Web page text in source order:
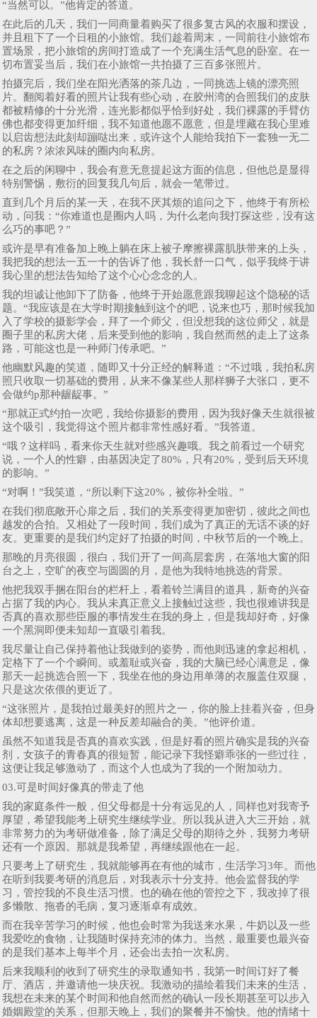
“当然可以。”他肯定的答道。
在此后的几天，我们一同商量着购买了很多复古风的衣服和摆设，
并且租下了一个日租的小旅馆。我们趁着周末，一同前往小旅馆布
置场景，把小旅馆的房间打造成了一个充满生活气息的卧室。在一
切布置妥当后，我们在小旅馆一共拍摄了三百多张照片。
拍摄完后，我们坐在阳光洒落的茶几边，一同挑选上镜的漂亮照
片。翻阅着好看的照片让我有些心动，在胶州湾的合照我们的皮肤
都被精修的十分光滑，连光影都似乎恰到好处，我们裸露的手臂仿
佛也都变得更加纤细，我不知道他愿不愿意，但是埋藏在我心里难
以启齿想法此刻却蹦哒出来，或许这个人能给我拍下一套独一无二
的私房？浓浓风味的圈内向私房。
在之后的闲聊中，我会有意无意提起这方面的信息，但他总是显得
特别警惕，敷衍的回复我几句后，就会一笔带过。
直到几个月后的某一天，在我不厌其烦的追问之下，他终于有所松
动，问我：“你难道也是圈内人吗，为什么老向我打探这些，没有这
么巧的事吧？”
或许是早有准备加上晚上躺在床上被子摩擦裸露肌肤带来的上头，
我把我的想法一五一十的告诉了他，我长舒一口气，似乎我终于讲
我心里的想法告知给了这个心心念念的人。
我的坦诚让他卸下了防备，他终于开始愿意跟我聊起这个隐秘的话
题。“我应该是在大学时期接触到这个的吧，说来也巧，那时候我加
入了学校的摄影学会，拜了一个师父，但没想我的这位师父，就是
圈子里的私房大佬，后来受到他的影响，我自然而然的走上了这条
路，可能这也是一种师门传承吧。”
他幽默风趣的笑道，随即又十分正经的解释道：“不过哦，我拍私房
照只收取一切基础的费用，从来不像某些人那样狮子大张口，更不
会做约p那种龌龊事。”
“那就正式约拍一次吧，我给你摄影的费用，因为我好像天生就很被
这个吸引，我觉得这个照片都非常性感好看。”我答道。
“哦？这样吗，看来你天生就对些感兴趣哦。我之前看过一个研究
说，一个人的性癖，由基因决定了80%，只有20%，受到后天环境
的影响。”
“对啊！”我笑道，“所以剩下这20%，被你补全啦。”
在我们彻底敞开心扉之后，我们的关系变得更加密切，彼此之间也
越发的合拍。又相处了一段时间，我们成为了真正的无话不谈的好
友。更重要的是我们约定好了拍摄的时间，中秋节后的一个晚上。
那晚的月亮很圆，很白，我们开了一间高层套房，在落地大窗的阳
台之上，空旷的夜空与圆圆的月，是他为我特地挑选的背景。
他把我双手捆在阳台的栏杆上，看着铃兰满目的道具，新奇的兴奋
占据了我的内心。我从未真正意义上接触过这些，我也很难讲我是
否真的喜欢那些臣服的事情发生在我的身上，但是我却好奇，好像
一个黑洞即便未知却一直吸引着我。
我尽量让自己保持着他让我做到的姿势，而他则迅速的拿起相机，
定格下了一个个瞬间。或羞耻或兴奋，我的大脑已经心满意足，像
那天一起挑选合照一下，我坐在他的身边用单薄的衣服盖住双腿，
只是这次依偎的更近了。
“这张照片，是我拍过最美好的照片之一，你的脸上挂着兴奋，但身
体却想要逃离，这是一种反差却融合的美。”他评价道。
虽然不知道我是否真的喜欢实践，但是好看的照片确实是我的兴奋
剂，女孩子的青春真的很短暂，能记录下我怪癖乖张的一些过往，
这便让我足够激动了，而这个人也成为了我的一个附加动力。
03.可是时间好像真的带走了他
我的家庭条件一般，但父母都是十分有远见的人，同样也对我寄予
厚望，希望我能考上研究生继续学业。所以我从进入大三开始，就
非常努力的为考研做准备，除了满足父母的期待之外，我努力考研
还有一个原因。那就是我希望，再继续跟他在一起。
只要考上了研究生，我就能够再在有他的城市，生活学习3年。而他
在听到我要考研的消息后，对我表示十分支持。他会监督我的学
习，管控我的不良生活习惯。也的确在他的管控之下，我改掉了很
多懒散、拖沓的毛病，复习逐渐卓有成效。
而在我辛苦学习的时候，他也会时常为我送来水果，牛奶以及一些
我爱吃的食物，让我随时保持充沛的体力。当然，最重要也最兴奋
的是我们基本上每半个月，还会出去拍一次私房。
后来我顺利的收到了研究生的录取通知书，我第一时间订好了餐
厅、酒店，并邀请他一块庆祝。我激动的描绘着我们未来的生活，
我想在未来的某个时间和他自然而然的确认一段长期甚至可以步入
婚姻殿堂的关系，但那天晚上，我们的聚餐并不愉快。他的情绪十